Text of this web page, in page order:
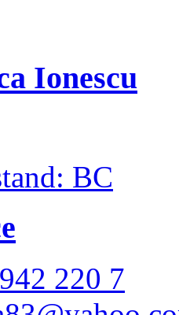
Ionescu
BC
220 7